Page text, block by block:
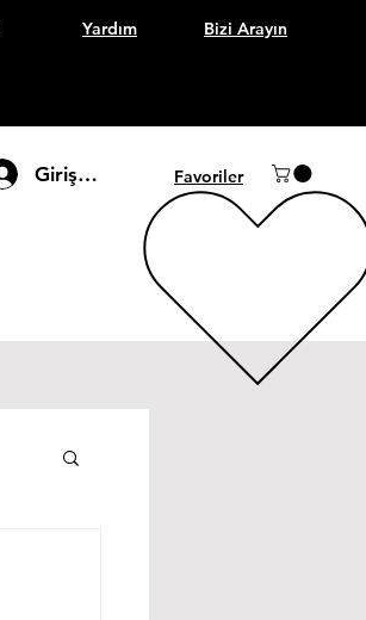
Yardım Bizi Arayın
Giriş Yap Favoriler